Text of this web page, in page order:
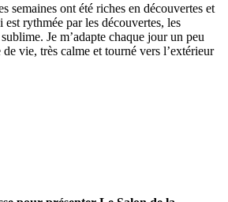
semaines ont été riches en découvertes et
rythmée par les découvertes, les
Je m’adapte chaque jour un peu
vie, très calme et tourné vers l’extérieur